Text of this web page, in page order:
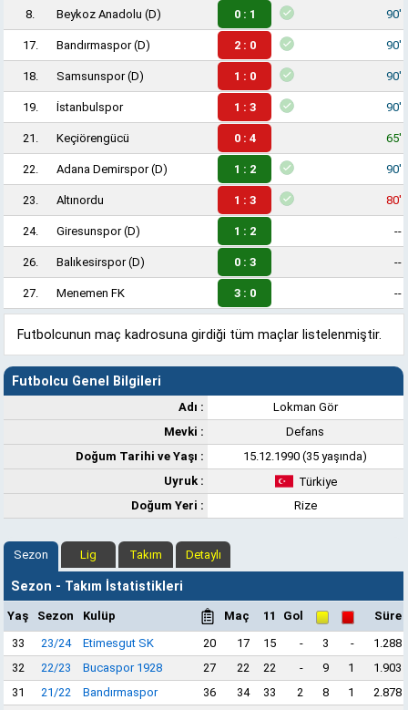
8. Beykoz Anadolu (D) 0 : 1 90'
17. Bandırmaspor(D) 2 : 0 90'
18. Samsunspor(D) 1 : 0 90'
19. İstanbulspor 1 : 3 90'
21. Keçiörengücü 0 : 4 65'
22. Adana Demirspor(D) 1 : 2 90'
23. Altınordu 1 : 3 80'
24. Giresunspor(D) 1 : 2 --
26. Balıkesirspor(D) 0 : 3 --
27. Menemen FK 3 : 0 --
Futbolcunun maç kadrosuna girdiği tüm maçlar listelenmiştir.
Futbolcu Genel Bilgileri
Adı :
Lokman Gör
Mevki :
Defans
Doğum Tarihi ve Yaşı :
15.12.1990 (35 yaşında)
Uyruk :
Türkiye
Doğum Yeri :
Rize
Sezon Lig Takım Detaylı
Sezon - Takım İstatistikleri
Yaş Sezon Kulüp Maç 11 Gol
Süre
33
23/24 Etimesgut SK 20 17 15 - 3 -
1.288
32
22/23 Bucaspor 1928 27 22 22 - 9 1
1.903
31
21/22 Bandırmaspor 36 34 33 2 8 1
2.878